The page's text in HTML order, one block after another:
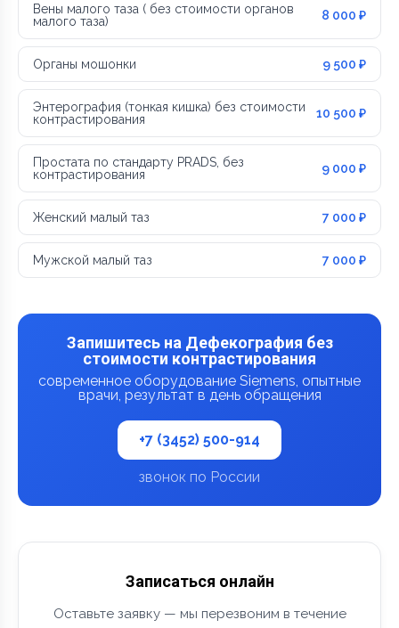
Вены малого таза ( без стоимости органов
малого таза)
8 000 ₽
Органы мошонки 9 500 ₽
Энтерография (тонкая кишка) без стоимости
контрастирования
10 500 ₽
Простата по стандарту PRADS, без
контрастирования
9 000 ₽
Женский малый таз 7 000 ₽
Мужской малый таз 7 000 ₽
Запишитесь на Дефекография без
стоимости контрастирования
современное оборудование Siemens, опытные
врачи, результат в день обращения
+7 (3452) 500-914
звонок по России
Записаться онлайн
Оставьте заявку — мы перезвоним в течение